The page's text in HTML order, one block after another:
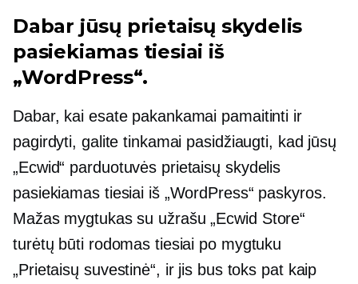
Dabar jūsų prietaisų skydelis
pasiekiamas tiesiai iš
„WordPress“.
Dabar, kai esate pakankamai pamaitinti ir
pagirdyti, galite tinkamai pasidžiaugti, kad jūsų
„Ecwid“ parduotuvės prietaisų skydelis
pasiekiamas tiesiai iš „WordPress“ paskyros.
Mažas mygtukas su užrašu „Ecwid Store“
turėtų būti rodomas tiesiai po mygtuku
„Prietaisų suvestinė“, ir jis bus toks pat kaip